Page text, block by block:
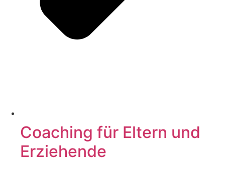
Coaching für Eltern und
Erziehende